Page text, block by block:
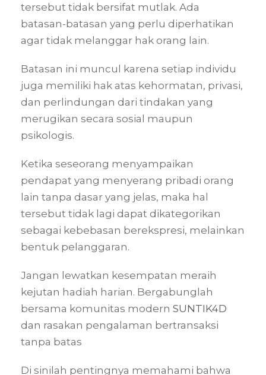
tersebut tidak bersifat mutlak. Ada
batasan-batasan yang perlu diperhatikan
agar tidak melanggar hak orang lain.
Batasan ini muncul karena setiap individu
juga memiliki hak atas kehormatan, privasi,
dan perlindungan dari tindakan yang
merugikan secara sosial maupun
psikologis.
Ketika seseorang menyampaikan
pendapat yang menyerang pribadi orang
lain tanpa dasar yang jelas, maka hal
tersebut tidak lagi dapat dikategorikan
sebagai kebebasan berekspresi, melainkan
bentuk pelanggaran.
Jangan lewatkan kesempatan meraih
kejutan hadiah harian. Bergabunglah
bersama komunitas modern SUNTIK4D
dan rasakan pengalaman bertransaksi
tanpa batas
Di sinilah pentingnya memahami bahwa